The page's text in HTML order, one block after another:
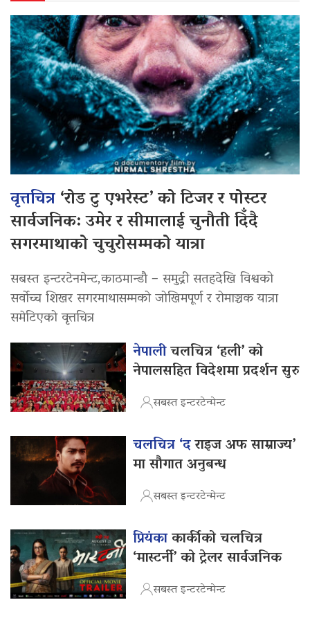
वृत्तचित्र‘रोड टु एभरेस्ट’ को टिजर र पोस्टर
सार्वजनिक: उमेर र सीमालाई चुनौती दिँदै
सगरमाथाको चुचुरोसम्मको यात्रा
सबस्त इन्टरटेनमेन्ट,काठमान्डौ – समुद्री सतहदेखि विश्वको
सर्वोच्च शिखर सगरमाथासम्मको जोखिमपूर्ण र रोमाञ्चक यात्रा
समेटिएको वृत्तचित्र
नेपालीचलचित्र ‘हली’ को
नेपालसहित विदेशमा प्रदर्शन सुरु
सबस्त इन्टरटेन्मेन्ट
चलचित्र ‘दराइज अफ साम्राज्य’
मा सौगात अनुबन्ध
सबस्त इन्टरटेन्मेन्ट
प्रियंकाकार्कीको चलचित्र
‘मास्टर्नी’ को ट्रेलर सार्वजनिक
सबस्त इन्टरटेन्मेन्ट